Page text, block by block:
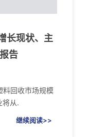
长现状、主
告
料回收市场规模
将从.
继续阅读>>